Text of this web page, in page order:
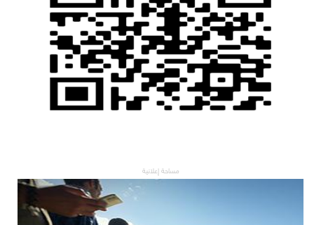
مساحة إعلانية